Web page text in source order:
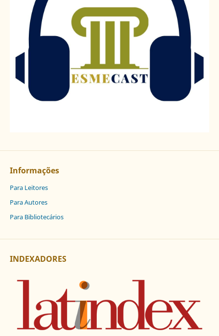
Informações
Para Leitores
Para Autores
Para Bibliotecários
INDEXADORES